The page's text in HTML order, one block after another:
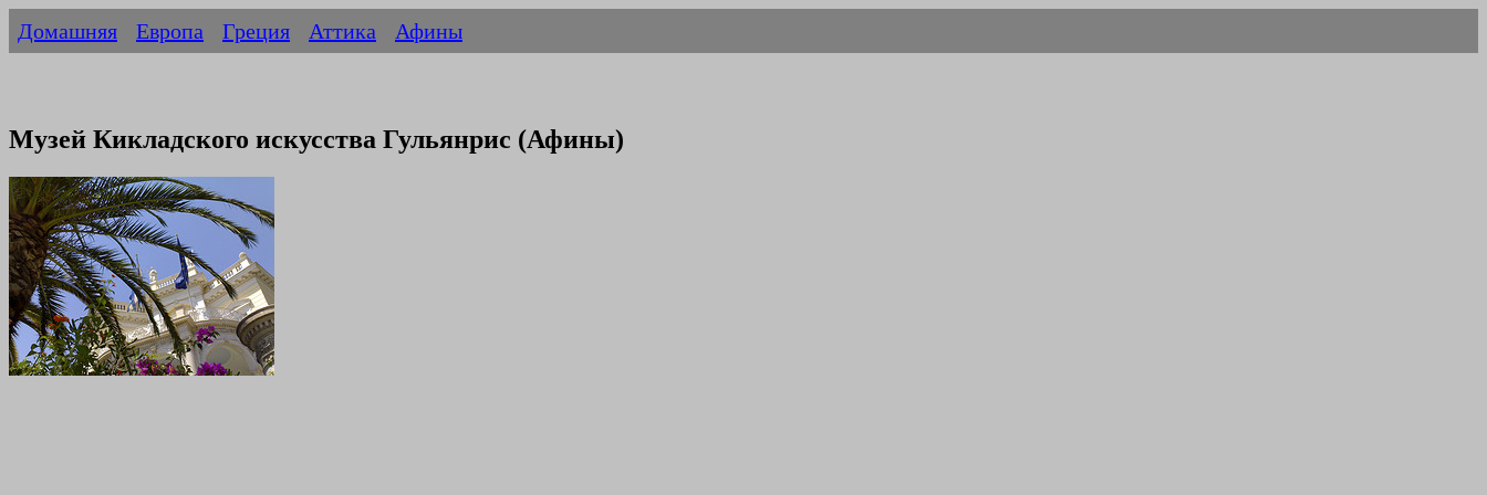
Домашняя Европа Греция Аттика Афины
Музей Кикладского искусства Гульянрис (Афины)